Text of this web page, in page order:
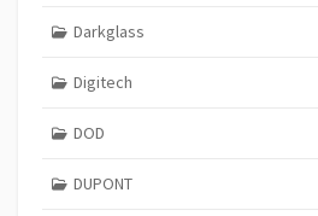
Darkglass
Digitech
DOD
DUPONT